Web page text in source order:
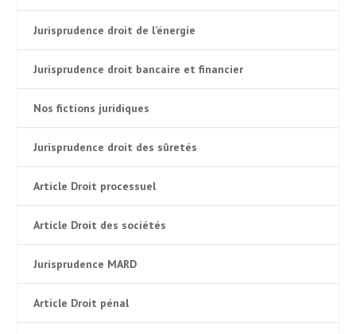
Jurisprudence droit de l’énergie
Jurisprudence droit bancaire et financier
Nos fictions juridiques
Jurisprudence droit des sûretés
Article Droit processuel
Article Droit des sociétés
Jurisprudence MARD
Article Droit pénal